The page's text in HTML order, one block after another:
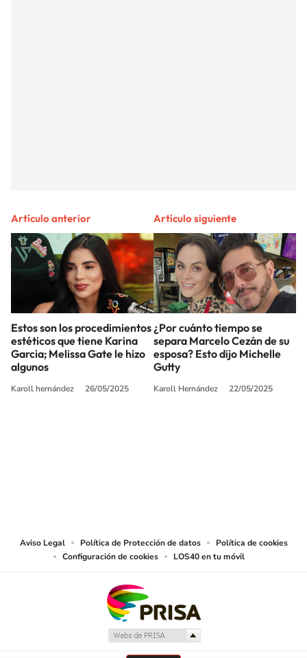
Artículo anterior
Estos son los procedimientos
estéticos que tiene Karina
Garcia; Melissa Gate le hizo
algunos
Karoll hernández 26/05/2025
Artículo siguiente
¿Por cuánto tiempo se
separa Marcelo Cezán de su
esposa? Esto dijo Michelle
Gutty
Karoll Hernández 22/05/2025
Aviso Legal Política de Protección de datos
Política de cookies
Configuración de cookies
LOS40 en tu móvil